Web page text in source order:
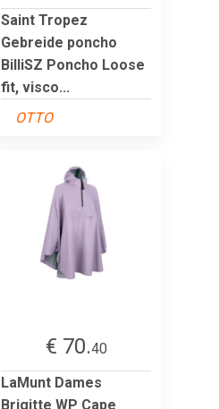
Saint Tropez
Gebreide poncho
BilliSZ Poncho Loose
fit, visco...
OTTO
€ 70.40
LaMunt Dames
Brigitte WP Cape